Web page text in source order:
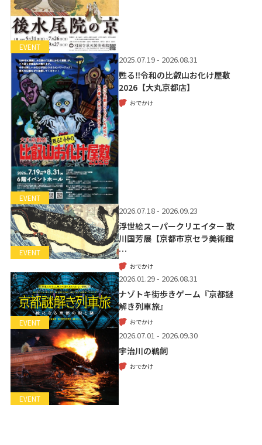
EVENT
EVENT
2025.07.19 - 2026.08.31
甦る‼令和の比叡山お化け屋敷
2026【大丸京都店】
おでかけ
EVENT
2026.07.18 - 2026.09.23
浮世絵スーパークリエイター 歌
川国芳展【京都市京セラ美術館
…
おでかけ
EVENT
2026.01.29 - 2026.08.31
ナゾトキ街歩きゲーム『京都謎
解き列車旅』
おでかけ
EVENT
2026.07.01 - 2026.09.30
宇治川の鵜飼
おでかけ